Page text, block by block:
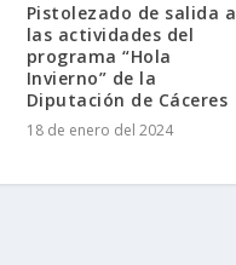
Pistolezado de salida a
las actividades del
programa “Hola
Invierno” de la
Diputación de Cáceres
18 de enero del 2024